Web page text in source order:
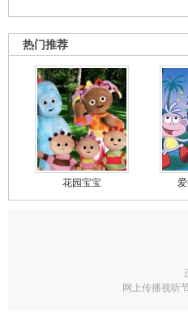
热门推荐
花园宝宝
网上传播视听